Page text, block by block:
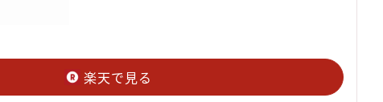
楽天で見る